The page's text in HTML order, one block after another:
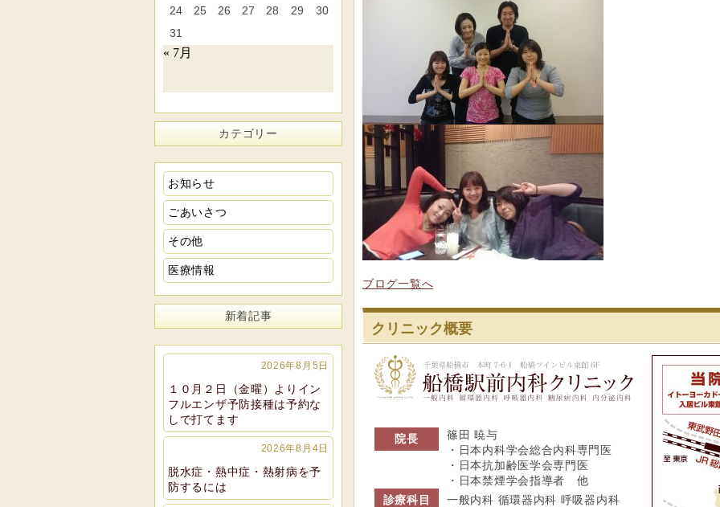
ブログ一覧へ
クリニック概要
船橋駅前内科ク
院長
篠田 暁与
・日本内科学会総合内科専門医
・日本抗加齢医学会専門医
・日本禁煙学会指導者 他
診療科目
一般内科 循環器内科 呼吸器内科
24
25 26 27 28 29
30
31
« 7月
カテゴリー
お知らせ
ごあいさつ
その他
医療情報
新着記事
2026年8月5日
１０月２日（金曜）よりイン
フルエンザ予防接種は予約な
しで打てます
2026年8月4日
脱水症・熱中症・熱射病を予
防するには